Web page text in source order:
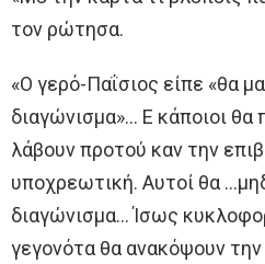
τoν ρώτησα.
«Ο γερό-Παΐσιος είπε «θα
διαγώνισμα»… Ε κάποιοι θα
λάβουν προτού καν την
υποχρεωτική. Αυτοί θα
διαγώνισμα… Ίσως
γεγονότα θα ανακόψουν